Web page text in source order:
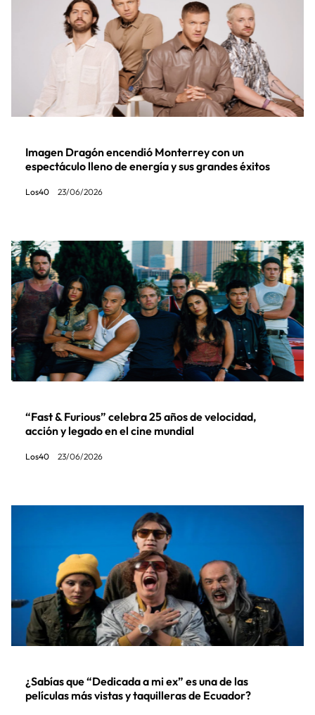
Imagen Dragón encendió Monterrey con un
espectáculo lleno de energía y sus grandes éxitos
Los40 23/06/2026
“Fast & Furious” celebra 25 años de velocidad,
acción y legado en el cine mundial
Los40 23/06/2026
¿Sabías que “Dedicada a mi ex” es una de las
películas más vistas y taquilleras de Ecuador?